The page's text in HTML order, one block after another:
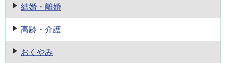
結婚・離婚
高齢・介護
おくやみ